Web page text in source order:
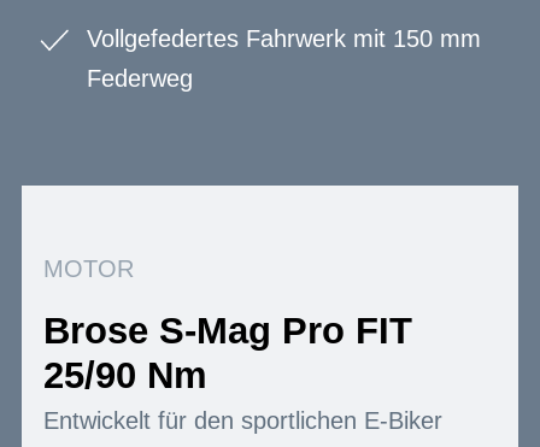
Vollgefedertes Fahrwerk mit 150 mm
Federweg
MOTOR
Brose S-Mag Pro FIT
25/90 Nm
Entwickelt für den sportlichen E-Biker